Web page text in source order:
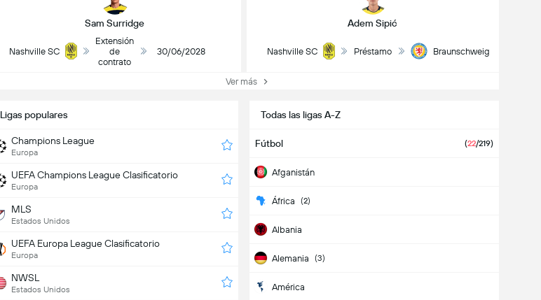
Sam Surridge
Nashville SC
Extensión
de
contrato
30/06/2028
Adem Sipić
Nashville SC Préstamo Braunschweig
Ver más
Ligas populares
Champions League
Europa
UEFA Champions League Clasificatorio
Europa
MLS
Estados Unidos
UEFA Europa League Clasificatorio
Europa
NWSL
Estados Unidos
Todas las ligas A-Z
Fútbol (22/219)
Afganistán
África (2)
Albania
Alemania (3)
América